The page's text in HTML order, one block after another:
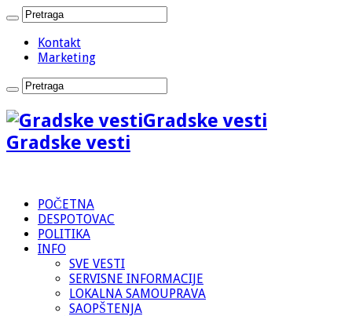
Kontakt
Marketing
Gradske vesti
Gradske vesti
POČETNA
DESPOTOVAC
POLITIKA
INFO
SVE VESTI
SERVISNE INFORMACIJE
LOKALNA SAMOUPRAVA
SAOPŠTENJA